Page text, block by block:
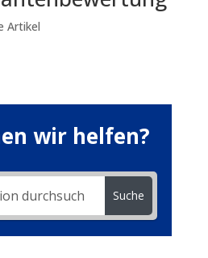
Artikel
wir helfen?
Suche